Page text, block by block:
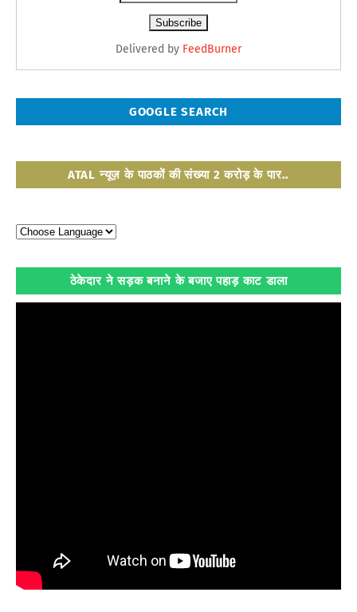
Delivered by FeedBurner
GOOGLE SEARCH
ATAL न्यूज़ के पाठकों की संख्या 2 करोड़ के पार..
ठेकेदार ने सड़क बनाने के बजाए पहाड़ काट डाला